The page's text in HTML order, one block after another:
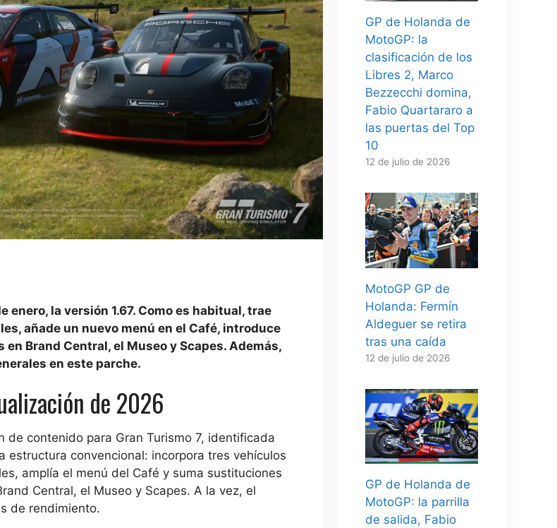
la versión 1.67. Como es habitual, trae
añade un nuevo menú en el Café, introduce
Brand Central, el Museo y Scapes. Además,
en este parche.
de 2026
de contenido para Gran Turismo 7, identificada
estructura convencional: incorpora tres vehículos
amplía el menú del Café y suma sustituciones
Central, el Museo y Scapes. A la vez, el
de rendimiento.
GP de Holanda de
MotoGP: la
clasificación de los
Libres 2, Marco
Bezzecchi domina,
Fabio Quartararo a
las puertas del Top
10
12 de julio de 2026
MotoGP GP de
Holanda: Fermín
Aldeguer se retira
tras una caída
12 de julio de 2026
GP de Holanda de
MotoGP: la parrilla
de salida, Fabio